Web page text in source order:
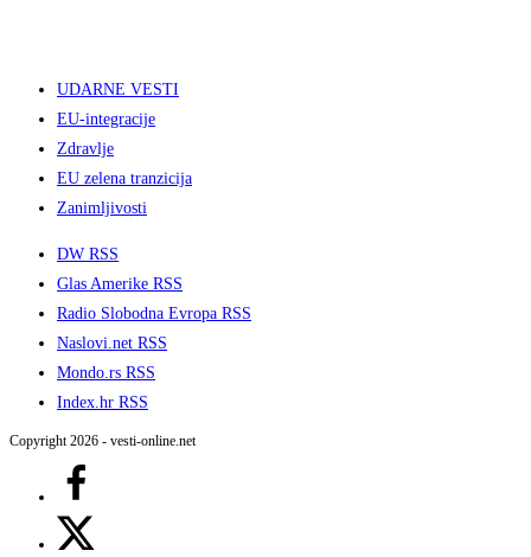
UDARNE VESTI
EU-integracije
Zdravlje
EU zelena tranzicija
Zanimljivosti
DW RSS
Glas Amerike RSS
Radio Slobodna Evropa RSS
Naslovi.net RSS
Mondo.rs RSS
Index.hr RSS
Copyright 2026 - vesti-online.net